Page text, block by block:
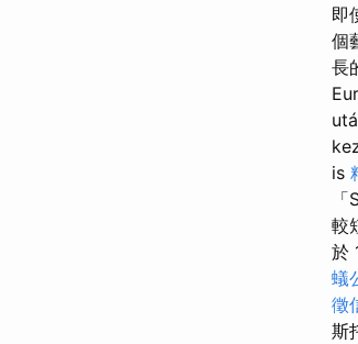
即
個
長
is
較
於
蟻
徵
斯